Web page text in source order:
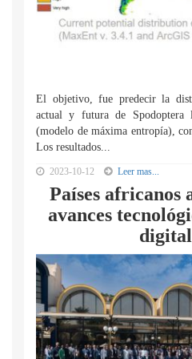
El objetivo, fue predecir la
actual y futura de Spodoptera
(modelo de máxima entropía),
Los resultados...
2023-10-12 Leer mas...
Países africanos
avances